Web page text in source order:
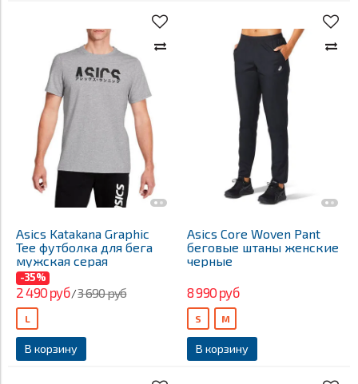
Asics Katakana Graphic
Tee футболка для бега
мужская серая
-35%
2 490 руб/3 690 руб
В корзину
L
Asics Core Woven Pant
беговые штаны женские
черные
8 990 руб
В корзину
S M